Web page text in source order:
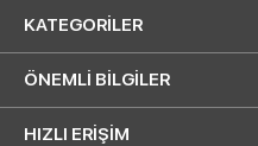
KATEGORILER
ÖNEMLI BILGILER
HIZLI ERIŞIM